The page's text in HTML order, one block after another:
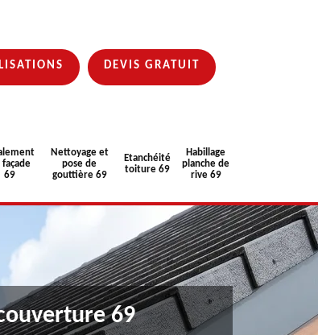
DEVIS GRATUIT
façade
69
Nettoyage et
pose de
gouttière 69
Etanchéité
toiture 69
Habillage
planche de
rive 69
69